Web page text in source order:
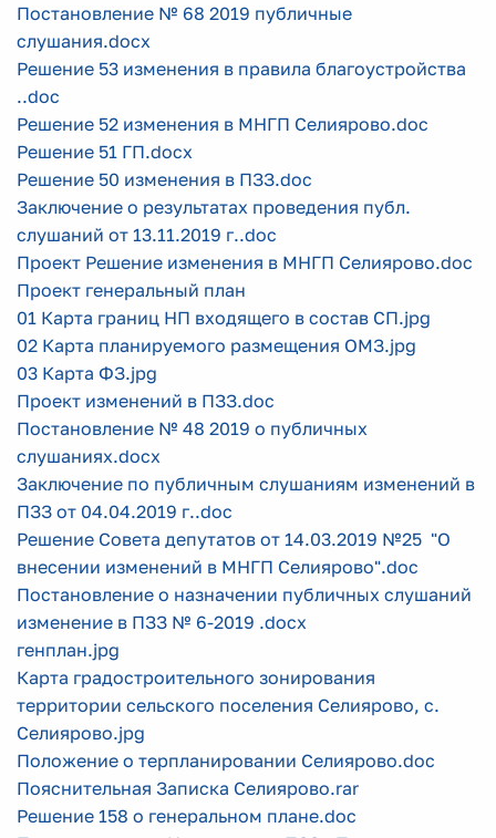
Постановление № 68 2019 публичные
слушания.docx
Решение 53 изменения в правила благоустройства
..doc
Решение 52 изменения в МНГП Селиярово.doc
Решение 51 ГП.docx
Решение 50 изменения в ПЗЗ.doc
Заключение о результатах проведения публ.
слушаний от 13.11.2019 г..doc
Проект Решение изменения в МНГП Селиярово.doc
Проект генеральный план
01 Карта границ НП входящего в состав СП.jpg
02 Карта планируемого размещения ОМЗ.jpg
03 Карта ФЗ.jpg
Проект изменений в ПЗЗ.doc
Постановление № 48 2019 о публичных
слушаниях.docx
Заключение по публичным слушаниям изменений в
ПЗЗ от 04.04.2019 г..doc
Решение Совета депутатов от 14.03.2019 №25 "О
внесении изменений в МНГП Селиярово".doc
Постановление о назначении публичных слушаний
изменение в ПЗЗ № 6-2019 .docx
генплан.jpg
Карта градостроительного зонирования
территории сельского поселения Селиярово, с.
Селиярово.jpg
Положение о терпланировании Селиярово.doc
Пояснительная Записка Селиярово.rar
Решение 158 о генеральном плане.doc